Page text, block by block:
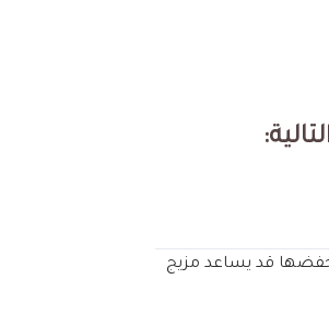
قد يساعد مزيج